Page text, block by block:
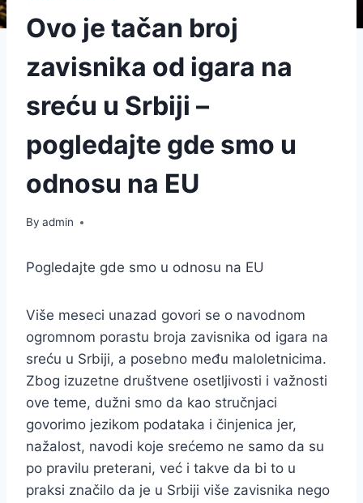
Ovo je tačan broj
zavisnika od igara na
sreću u Srbiji –
pogledajte gde smo u
odnosu na EU
By admin
Pogledajte gde smo u odnosu na EU
Više meseci unazad govori se o navodnom
ogromnom porastu broja zavisnika od igara na
sreću u Srbiji, a posebno među maloletnicima.
Zbog izuzetne društvene osetljivosti i važnosti
ove teme, dužni smo da kao stručnjaci
govorimo jezikom podataka i činjenica jer,
nažalost, navodi koje srećemo ne samo da su
po pravilu preterani, već i takve da bi to u
praksi značilo da je u Srbiji više zavisnika nego